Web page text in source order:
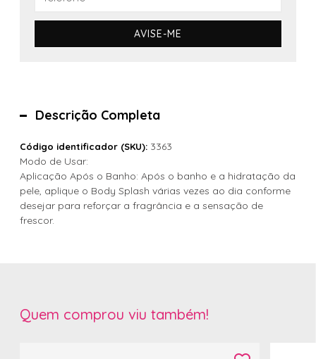
AVISE-ME
Descrição Completa
Código identificador (SKU): 3363
Modo de Usar:
Aplicação Após o Banho: Após o banho e a hidratação da
pele, aplique o Body Splash várias vezes ao dia conforme
desejar para reforçar a fragrância e a sensação de
frescor.
Quem comprou viu também!